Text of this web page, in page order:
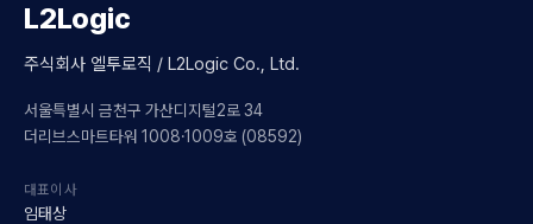
L2Logic
주식회사 엘투로직 / L2Logic Co., Ltd.
서울특별시 금천구 가산디지털2로 34
더리브스마트타워 1008·1009호 (08592)
대표이사
임태상